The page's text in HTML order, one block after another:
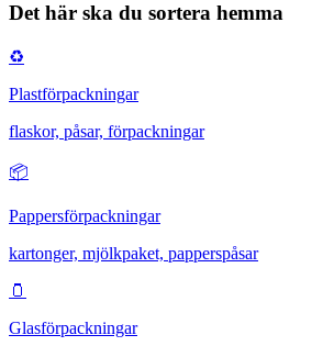
Det här ska du sortera hemma
♻️
Plastförpackningar
flaskor, påsar, förpackningar
📦
Pappersförpackningar
kartonger, mjölkpaket, papperspåsar
🫙
Glasförpackningar